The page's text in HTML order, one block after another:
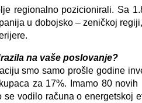
regionalno pozicionirali. Sa
u dobojsko – zeničkoj
na vaše poslovanje?
smo samo prošle godine
za 17%. Imamo 80
se vodilo računa o energetskoj